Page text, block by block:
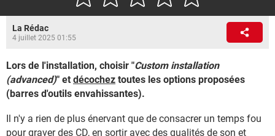
La Rédac
4 juillet 2025 01:55
Lors de l'installation, choisir "Custom installation
(advanced)" et décochez toutes les options proposées
(barres d'outils envahissantes).
Il n'y a rien de plus énervant que de consacrer un temps fou
pour graver des CD, en sortir avec des qualités de son et